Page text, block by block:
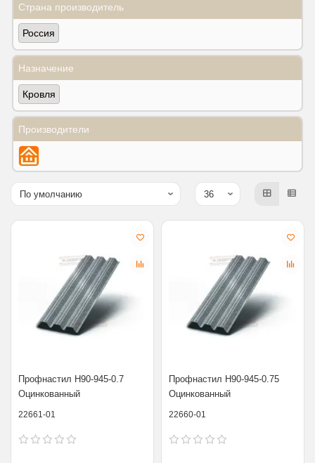
Страна производитель
Россия
Назначение
Кровля
Производители
Профнастил Н90-945-0.7
Оцинкованный
22661-01
Профнастил Н90-945-0.75
Оцинкованный
22660-01